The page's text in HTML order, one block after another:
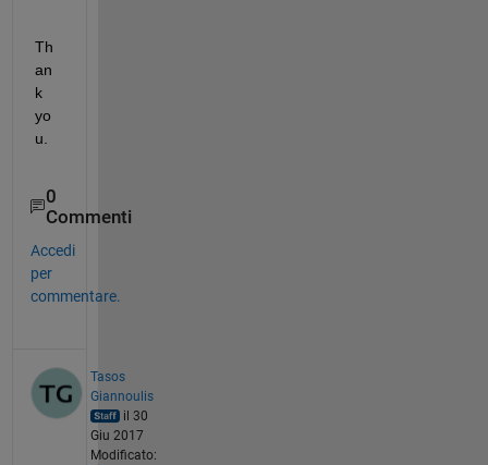
Th
an
k
yo
u.
0
Commenti
Accedi
per
commentare.
Tasos
Giannoulis
il 30
Giu 2017
Modificato: